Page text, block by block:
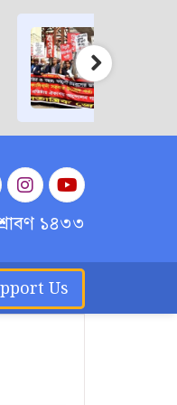
১৪৩৩
Us